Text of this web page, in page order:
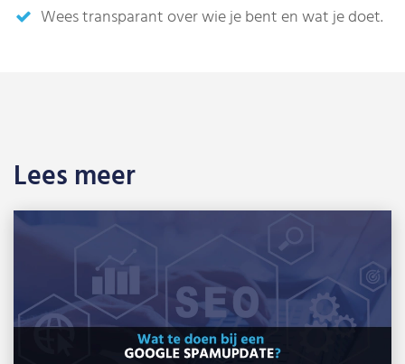
Wees transparant over wie je bent en wat je doet.
Lees meer